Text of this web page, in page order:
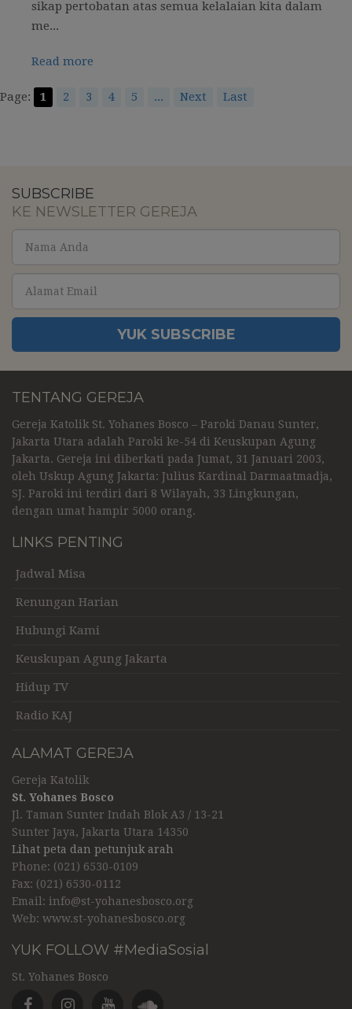
sikap pertobatan atas semua kelalaian kita dalam
me...
Read more
Page: 1 2 3 4 5 ... Next Last
SUBSCRIBE
KE NEWSLETTER GEREJA
YUK SUBSCRIBE
TENTANG GEREJA
Gereja Katolik St. Yohanes Bosco – Paroki Danau Sunter,
Jakarta Utara adalah Paroki ke-54 di Keuskupan Agung
Jakarta. Gereja ini diberkati pada Jumat, 31 Januari 2003,
oleh Uskup Agung Jakarta: Julius Kardinal Darmaatmadja,
SJ. Paroki ini terdiri dari 8 Wilayah, 33 Lingkungan,
dengan umat hampir 5000 orang.
LINKS PENTING
Jadwal Misa
Renungan Harian
Hubungi Kami
Keuskupan Agung Jakarta
Hidup TV
Radio KAJ
ALAMAT GEREJA
Gereja Katolik
St. Yohanes Bosco
Jl. Taman Sunter Indah Blok A3 / 13-21
Sunter Jaya, Jakarta Utara 14350
Lihat peta dan petunjuk arah
Phone: (021) 6530-0109
Fax: (021) 6530-0112
Email: info@st-yohanesbosco.org
Web: www.st-yohanesbosco.org
YUK FOLLOW #MediaSosial
St. Yohanes Bosco